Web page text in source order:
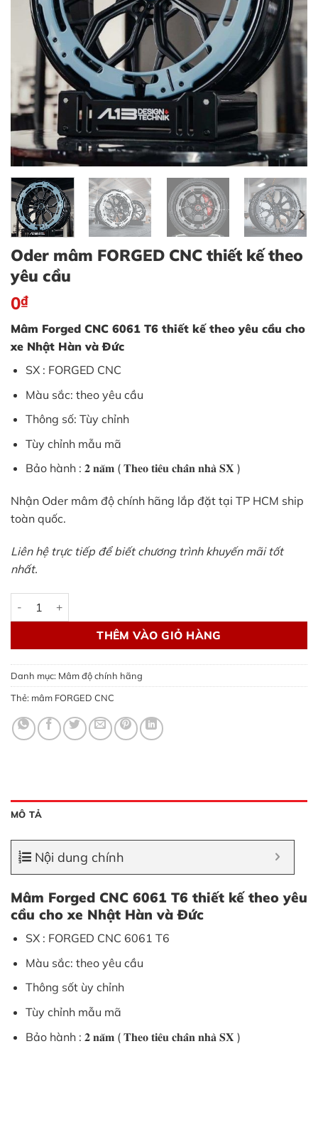
Oder mâm FORGED CNC thiết kế theo
yêu cầu
0₫
Mâm Forged CNC 6061 T6 thiết kế theo yêu cầu cho
xe Nhật Hàn và Đức
SX : FORGED CNC
Màu sắc: theo yêu cầu
Thông số: Tùy chỉnh
Tùy chỉnh mẫu mã
Bảo hành : 𝟐 𝐧𝐚̆𝐦 ( 𝐓𝐡𝐞𝐨 𝐭𝐢𝐞̂𝐮 𝐜𝐡𝐚̂̉𝐧 𝐧𝐡𝐚̀ 𝐒𝐗 )
Nhận Oder mâm độ chính hãng lắp đặt tại TP HCM ship
toàn quốc.
Liên hệ trực tiếp để biết chương trình khuyến mãi tốt
nhất.
Oder mâm FORGED CNC thiết kế theo yêu cầu số lượng
THÊM VÀO GIỎ HÀNG
Danh mục: Mâm độ chính hãng
Thẻ: mâm FORGED CNC
MÔ TẢ
Nội dung chính
Mâm Forged CNC 6061 T6 thiết kế theo yêu
cầu cho xe Nhật Hàn và Đức
SX : FORGED CNC 6061 T6
Màu sắc: theo yêu cầu
Thông sốt ùy chỉnh
Tùy chỉnh mẫu mã
Bảo hành : 𝟐 𝐧𝐚̆𝐦 ( 𝐓𝐡𝐞𝐨 𝐭𝐢𝐞̂𝐮 𝐜𝐡𝐚̂̉𝐧 𝐧𝐡𝐚̀ 𝐒𝐗 )